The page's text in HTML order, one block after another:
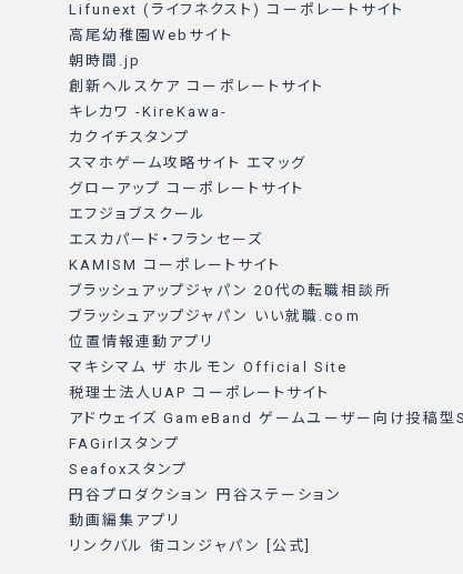
Lifunext (ライフネクスト) コーポレートサイト
高尾幼稚園Webサイト
朝時間.jp
創新ヘルスケア コーポレートサイト
キレカワ -KireKawa-
カクイチスタンプ
スマホゲーム攻略サイト エマッグ
グローアップ コーポレートサイト
エフジョブスクール
エスカパード・フランセーズ
KAMISM コーポレートサイト
ブラッシュアップジャパン 20代の転職相談所
ブラッシュアップジャパン いい就職.com
位置情報連動アプリ
マキシマム ザ ホルモン Official Site
税理士法人UAP コーポレートサイト
アドウェイズ GameBand ゲームユーザー向け投稿型
FAGirlスタンプ
Seafoxスタンプ
円谷プロダクション 円谷ステーション
動画編集アプリ
リンクバル 街コンジャパン [公式]